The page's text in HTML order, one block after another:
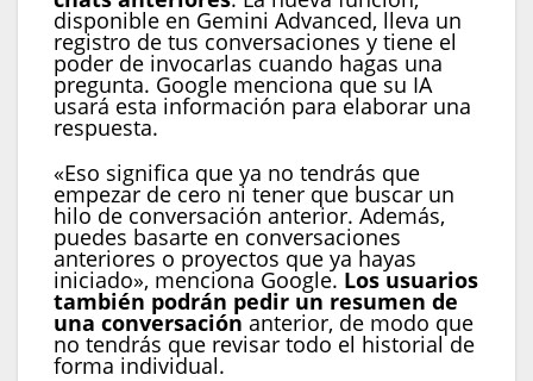
disponible en Gemini Advanced, lleva un
registro de tus conversaciones y tiene el
poder de invocarlas cuando hagas una
pregunta. Google menciona que su IA
usará esta información para elaborar una
respuesta.
«Eso significa que ya no tendrás que
empezar de cero ni tener que buscar un
hilo de conversación anterior. Además,
puedes basarte en conversaciones
anteriores o proyectos que ya hayas
iniciado», menciona Google. Los usuarios
también podrán pedir un resumen de
una conversación anterior, de modo que
no tendrás que revisar todo el historial de
forma individual.